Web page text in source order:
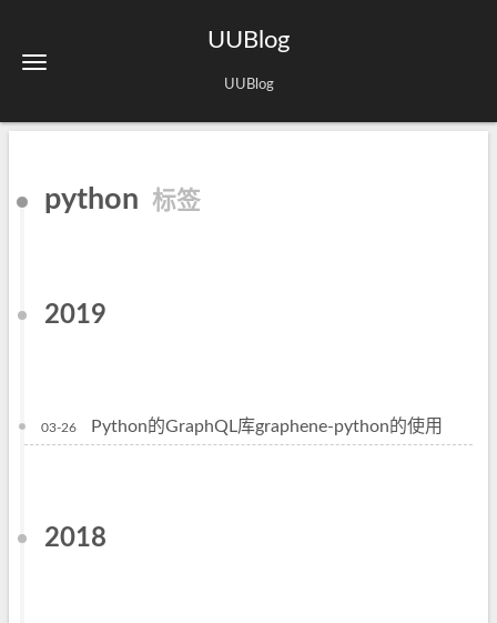
UUBlog
UUBlog
python 标签
2019
03-26 Python的GraphQL库graphene-python的使用
2018